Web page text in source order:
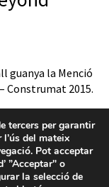
guanya la Menció
Construmat 2015.
tercers per garantir
del mateix
Pot acceptar
”Acceptar" o
la selecció de